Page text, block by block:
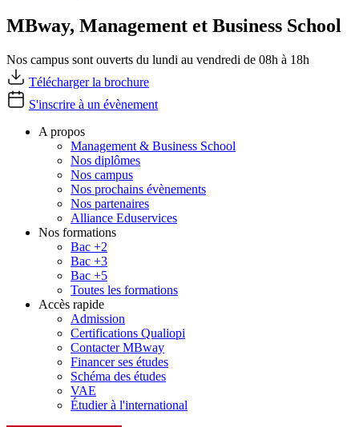
MBway, Management et Business School
Nos campus sont ouverts du lundi au vendredi de 08h à 18h
Télécharger la brochure
S'inscrire à un évènement
A propos
Management & Business School
Nos diplômes
Nos campus
Nos prochains évènements
Nos partenaires
Alliance Eduservices
Nos formations
Bac +2
Bac +3
Bac +5
Toutes les formations
Accès rapide
Admission
Certifications Qualiopi
Contacter MBway
Financer ses études
Schéma des études
VAE
Étudier à l'international